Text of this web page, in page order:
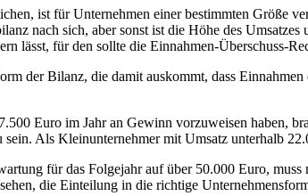
ist für Unternehmen einer bestimmten Größe
nach sich, aber sonst ist die Höhe des
lässt, für den sollte die Einnahmen-Überschuss-
der Bilanz, die damit auskommt, dass
Euro im Jahr an Gewinn vorzuweisen haben,
Als Kleinunternehmer mit Umsatz unterhalb
für das Folgejahr auf über 50.000 Euro,
die Einteilung in die richtige